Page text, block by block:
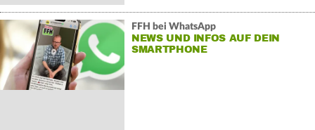
FFH bei WhatsApp
NEWS UND INFOS AUF DEIN
SMARTPHONE